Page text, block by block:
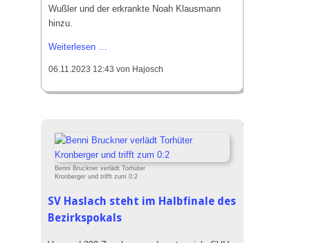
Wußler und der erkrankte Noah Klausmann
hinzu.
Weiterlesen …
Fautenbach
beherrscht
06.11.2023 12:43 von Hajosch
Benni Bruckner verlädt Torhüter
Kronberger und trifft zum 0:2
SV Haslach steht im Halbfinale des
Bezirkspokals